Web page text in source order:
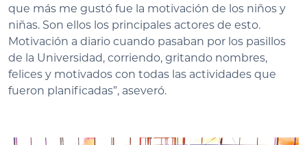
que más me gustó fue la motivación de los niños y
niñas. Son ellos los principales actores de esto.
Motivación a diario cuando pasaban por los pasillos
de la Universidad, corriendo, gritando nombres,
felices y motivados con todas las actividades que
fueron planificadas”, aseveró.